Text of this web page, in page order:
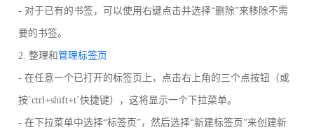
- 对于已有的书签，可以使用右键点击并选择“删除”来移除不需
要的书签。
2. 整理和管理标签页
- 在任意一个已打开的标签页上，点击右上角的三个点按钮（或
按`ctrl+shift+t`快捷键），这将显示一个下拉菜单。
- 在下拉菜单中选择“标签页”，然后选择“新建标签页”来创建新